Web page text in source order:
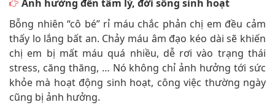
Ảnh hưởng đến tâm lý, đời sống sinh hoạt
Bỗng nhiên “cô bé” rỉ máu chắc phản chị em đều cảm
thấy lo lắng bất an. Chảy máu âm đạo kéo dài sẽ khiến
chị em bị mất máu quá nhiều, dễ rơi vào trạng thái
stress, căng thăng, … Nó không chỉ ảnh hưởng tới sức
khỏe mà hoạt động sinh hoạt, công việc thường ngày
cũng bị ảnh hưởng.